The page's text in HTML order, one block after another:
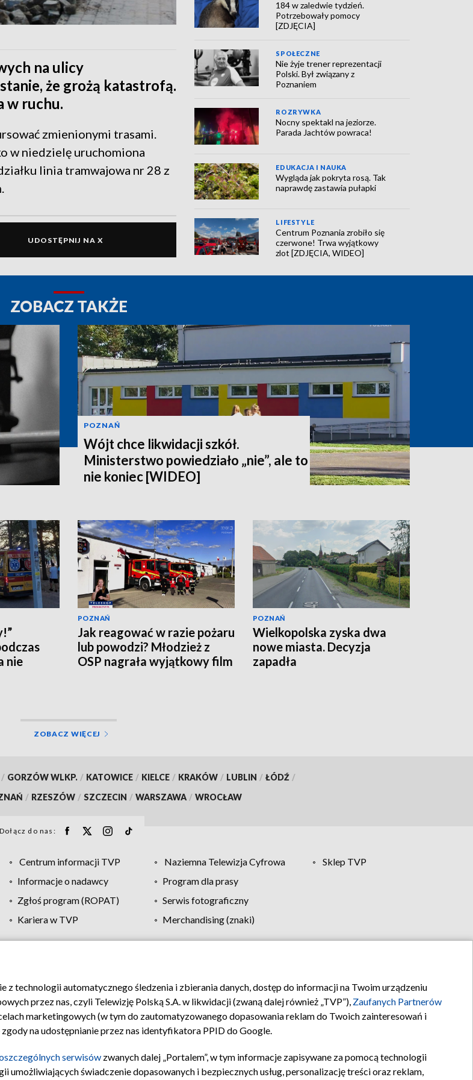
na ulicy
że grożą katastrofą.
w ruchu.
zmienionymi trasami.
w niedzielę uruchomiona
linia tramwajowa nr 28 z
UDOSTĘPNIJ NA X
184 w zaledwie tydzień.
Potrzebowały pomocy
[ZDJĘCIA]
SPOŁECZNE
Nie żyje trener reprezentacji
Polski. Był związany z
Poznaniem
ROZRYWKA
Nocny spektakl na jeziorze.
Parada Jachtów powraca!
EDUKACJA I NAUKA
Wygląda jak pokryta rosą. Tak
naprawdę zastawia pułapki
LIFESTYLE
Centrum Poznania zrobiło się
czerwone! Trwa wyjątkowy
zlot [ZDJĘCIA, WIDEO]
ZOBACZ TAKŻE
POZNAŃ
Wójt chce likwidacji szkół.
Ministerstwo powiedziało „nie”, ale to
nie koniec [WIDEO]
nie
POZNAŃ
Jak reagować w razie pożaru
lub powodzi? Młodzież z
OSP nagrała wyjątkowy film
POZNAŃ
Wielkopolska zyska dwa
nowe miasta. Decyzja
zapadła
ZOBACZ WIĘCEJ
/ GORZÓW WLKP. / KATOWICE / KIELCE / KRAKÓW / LUBLIN / ŁÓDŹ /
/ RZESZÓW / SZCZECIN / WARSZAWA / WROCŁAW
Dołącz do nas:
Centrum informacji TVP Naziemna Telewizja Cyfrowa
Sklep TVP
Informacje o nadawcy
Program dla prasy
Zgłoś program (ROPAT)
Serwis fotograficzny
Kariera w TVP
Merchandising (znaki)
Moje zgody Pomoc Biuro reklamy Kontakt
technologii automatycznego śledzenia i zbierania danych, dostęp do informacji na Twoim urządzeniu
przez nas, czyli Telewizję Polską S.A. w likwidacji (zwaną dalej również „TVP”), Zaufanych Partnerów
marketingowych (w tym do zautomatyzowanego dopasowania reklam do Twoich zainteresowań i
na udostępnianie przez nas identyfikatora PPID do Google.
serwisów zwanych dalej „Portalem”, w tym informacje zapisywane za pomocą technologii
świadczenie dopasowanych i bezpiecznych usług, personalizację treści oraz reklam,